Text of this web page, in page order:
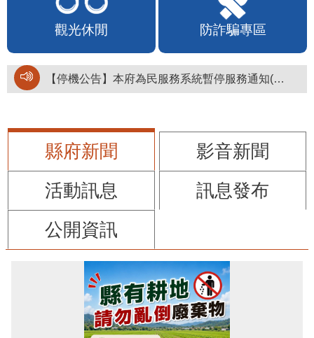
觀光休閒 防詐騙專區
縣府新聞
影音新聞
活動訊息
訊息發布
公開資訊